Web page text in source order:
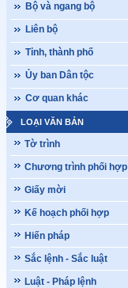
Bộ và ngang bộ
Liên bộ
Tỉnh, thành phố
Ủy ban Dân tộc
Cơ quan khác
LOẠI VĂN BẢN
Tờ trình
Chương trình phối hợp
Giấy mời
Kế hoạch phối hợp
Hiến pháp
Sắc lệnh - Sắc luật
Luật - Pháp lệnh